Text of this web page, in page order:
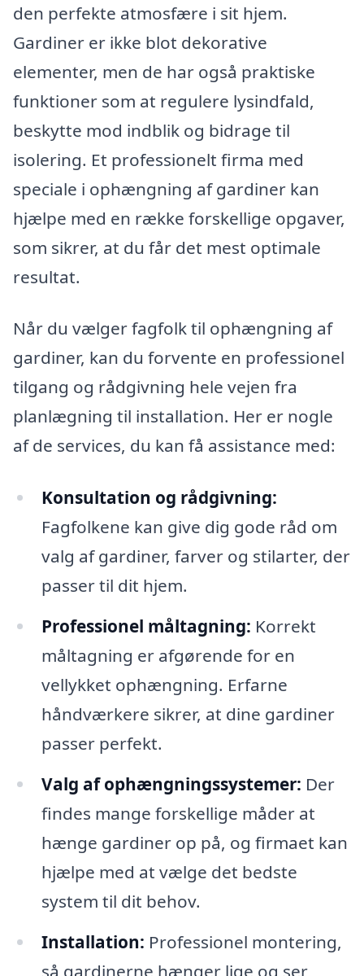
den perfekte atmosfære i sit hjem.
Gardiner er ikke blot dekorative
elementer, men de har også praktiske
funktioner som at regulere lysindfald,
beskytte mod indblik og bidrage til
isolering. Et professionelt firma med
speciale i ophængning af gardiner kan
hjælpe med en række forskellige opgaver,
som sikrer, at du får det mest optimale
resultat.
Når du vælger fagfolk til ophængning af
gardiner, kan du forvente en professionel
tilgang og rådgivning hele vejen fra
planlægning til installation. Her er nogle
af de services, du kan få assistance med:
Konsultation og rådgivning:
Fagfolkene kan give dig gode råd om
valg af gardiner, farver og stilarter, der
passer til dit hjem.
Professionel måltagning: Korrekt
måltagning er afgørende for en
vellykket ophængning. Erfarne
håndværkere sikrer, at dine gardiner
passer perfekt.
Valg af ophængningssystemer: Der
findes mange forskellige måder at
hænge gardiner op på, og firmaet kan
hjælpe med at vælge det bedste
system til dit behov.
Installation: Professionel montering,
så gardinerne hænger lige og ser